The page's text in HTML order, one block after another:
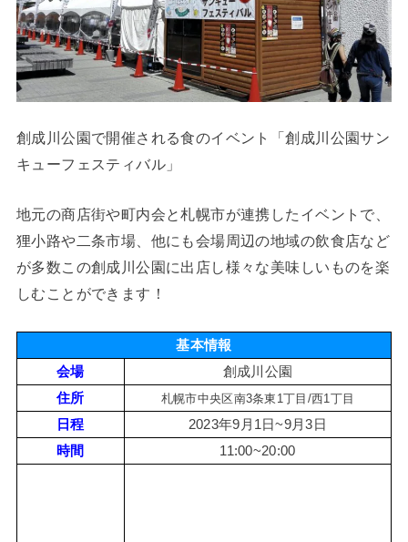
創成川公園で開催される食のイベント「創成川公園サン
キューフェスティバル」
地元の商店街や町内会と札幌市が連携したイベントで、
狸小路や二条市場、他にも会場周辺の地域の飲食店など
が多数この創成川公園に出店し様々な美味しいものを楽
しむことができます！
基本情報
会場
創成川公園
住所
札幌市中央区南3条東1丁目/西1丁目
日程
2023年9月1日~9月3日
時間
11:00~20:00